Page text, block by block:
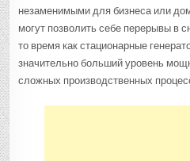
незаменимыми для бизнеса или
могут позволить себе перерывы в
то время как стационарные
значительно больший уровень
сложных производственных